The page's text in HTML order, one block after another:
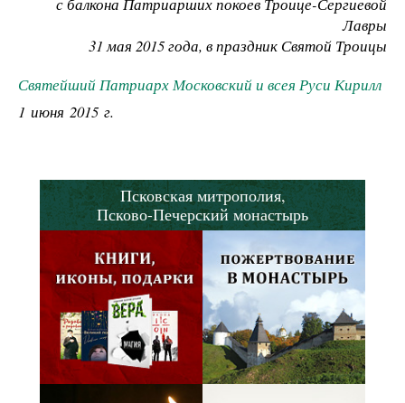
Лавры
31 мая 2015 года, в праздник Святой Троицы
Святейший Патриарх Московский и всея Руси Кирилл
1 июня 2015 г.
Псковская митрополия,
Псково-Печерский монастырь